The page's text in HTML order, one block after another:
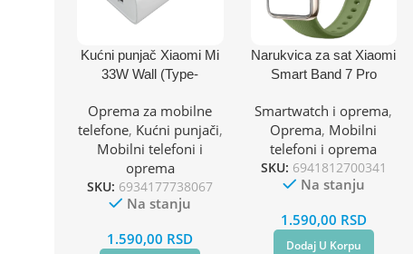
Kućni punjač Xiaomi Mi
33W Wall (Type-
Oprema za mobilne
telefone, Kućni punjači,
Mobilni telefoni i
oprema
SKU: 6934177738067
Na stanju
1.590,00 RSD
Narukvica za sat Xiaomi
Smart Band 7 Pro
Smartwatch i oprema,
Oprema, Mobilni
telefoni i oprema
SKU: 6941812700341
Na stanju
1.590,00 RSD
Dodaj U Korpu